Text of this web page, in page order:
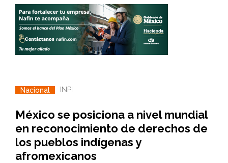
Nacional INPI
México se posiciona a nivel mundial
en reconocimiento de derechos de
los pueblos indígenas y
afromexicanos